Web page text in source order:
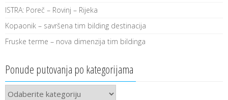
ISTRA: Poreč – Rovinj – Rijeka
Kopaonik – savršena tim bilding destinacija
Fruske terme – nova dimenzija tim bildinga
Ponude putovanja po kategorijama
Ponude